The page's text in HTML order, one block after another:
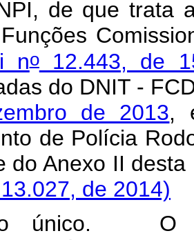
de que trata
no12.443, de
do DNIT -
de 2013,
de Polícia
do
de 2014)
único. O